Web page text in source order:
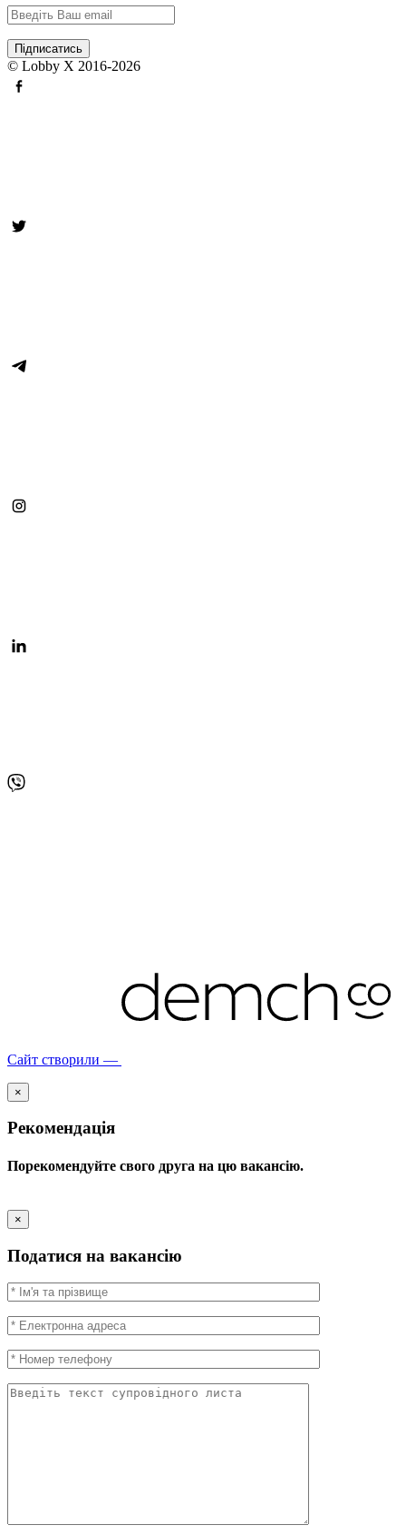
© Lobby X 2016-2026
Сайт створили —
×
Рекомендація
Порекомендуйте свого друга на цю вакансію.
×
Податися на вакансію